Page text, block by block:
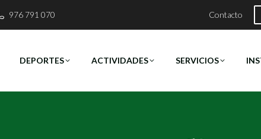
976 791 070 Contacto
DEPORTES ACTIVIDADES SERVICIOS